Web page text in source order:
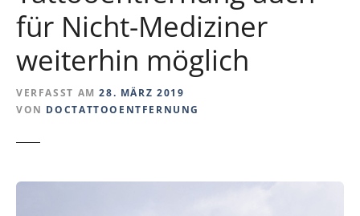
für Nicht-Mediziner
weiterhin möglich
VERFASST AM 28. MÄRZ 2019
VON DOCTATTOOENTFERNUNG